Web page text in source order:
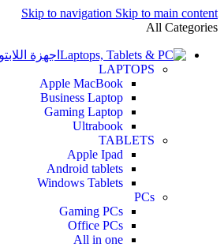
Skip to navigation Skip to main content
All Categories
اجهزة
LAPTOPS
Apple MacBook
Business Laptop
Gaming Laptop
Ultrabook
TABLETS
Apple Ipad
Android tablets
Windows Tablets
PCs
Gaming PCs
Office PCs
All in one